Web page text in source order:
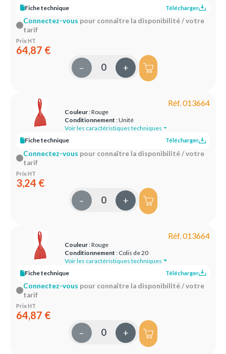
Fiche technique
Télécharger
Connectez-vous pour connaître la disponibilité / votre
tarif
Prix HT
64,87 €
– +
Réf. 013664
Couleur: Rouge
Conditionnement : Unité
Voir les caractéristiques techniques
Fiche technique
Télécharger
Connectez-vous pour connaître la disponibilité / votre
tarif
Prix HT
3,24 €
– +
Réf. 013664
Couleur: Rouge
Conditionnement : Colis de 20
Voir les caractéristiques techniques
Fiche technique
Télécharger
Connectez-vous pour connaître la disponibilité / votre
tarif
Prix HT
64,87 €
– +